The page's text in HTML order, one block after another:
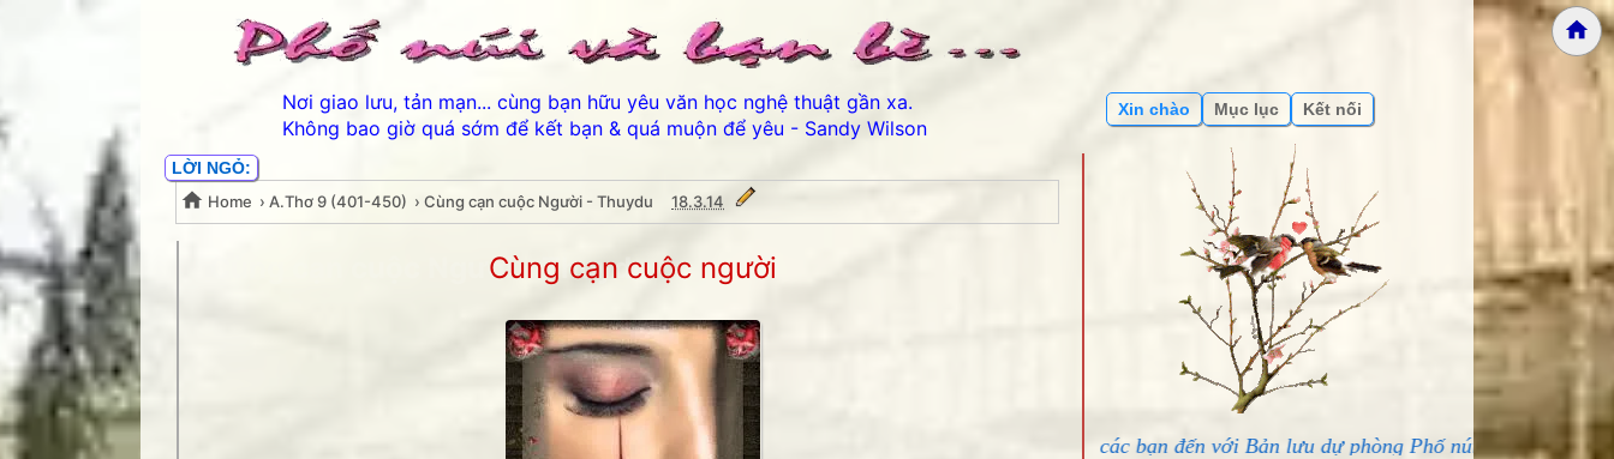
Nơi giao lưu, tản mạn... cùng bạn hữu yêu văn học nghệ thuật gần xa.
Không bao giờ quá sớm để kết bạn & quá muộn để yêu - Sandy Wilson
LỜI NGỎ:
Home › A.Thơ 9 (401-450) › Cùng cạn cuộc Người - Thuydu 18.3.14
Cùng cạn cuộc Người - Thuydu
Cùng cạn cuộc người
Xin chào Mục lục Kết nối
Thân ái chào các bạn đến với Bản lưu dự phòng Phố núi và bạn bè...